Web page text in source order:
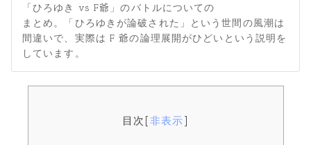
「ひろゆき vs F爺」のバトルについての
まとめ。「ひろゆきが論破された」という世間の風潮は
間違いで、実際は F 爺の論理展開がひどいという説明を
しています。
目次 [非表示]